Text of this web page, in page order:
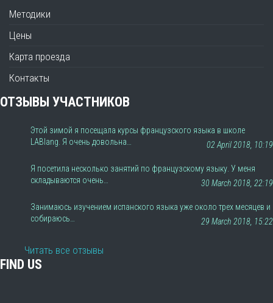
Методики
Цены
Карта проезда
Контакты
ОТЗЫВЫ УЧАСТНИКОВ
Этой зимой я посещала курсы французского языка в школе
LABlang. Я очень довольна…
02 April 2018, 10:19
Я посетила несколько занятий по французскому языку. У меня
складываются очень…
30 March 2018, 22:19
Занимаюсь изучением испанского языка уже около трех месяцев и
собираюсь…
29 March 2018, 15:22
Читать все отзывы
FIND US